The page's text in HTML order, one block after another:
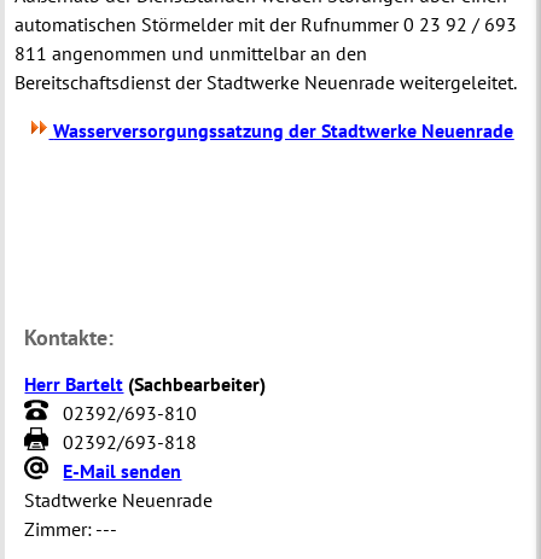
automatischen Störmelder mit der Rufnummer 0 23 92 / 693
811 angenommen und unmittelbar an den
Bereitschaftsdienst der Stadtwerke Neuenrade weitergeleitet.
Wasserversorgungssatzung der Stadtwerke Neuenrade
Kontakte:
Herr Bartelt (Sachbearbeiter)
02392/693-810
02392/693-818
E-Mail senden
Stadtwerke Neuenrade
Zimmer: ---